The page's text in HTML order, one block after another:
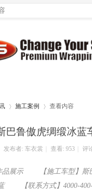
›
施工案例
›
查看内容
巴鲁傲虎绸缎冰蓝
发布者: 车衣裳 查看: 953 评
示 【施工车型】斯巴
蓝 【联系方式】4000-